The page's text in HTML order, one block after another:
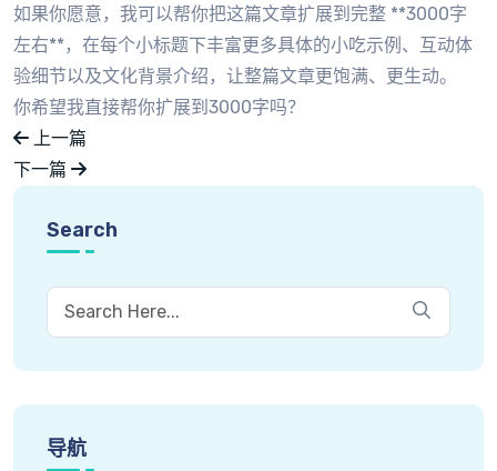
如果你愿意，我可以帮你把这篇文章扩展到完整 **3000字
左右**，在每个小标题下丰富更多具体的小吃示例、互动体
验细节以及文化背景介绍，让整篇文章更饱满、更生动。
你希望我直接帮你扩展到3000字吗？
上一篇
下一篇
Search
导航